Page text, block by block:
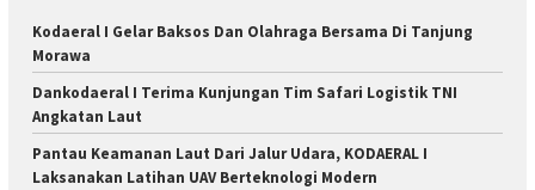
Kodaeral I Gelar Baksos Dan Olahraga Bersama Di Tanjung
Morawa
Dankodaeral I Terima Kunjungan Tim Safari Logistik TNI
Angkatan Laut
Pantau Keamanan Laut Dari Jalur Udara, KODAERAL I
Laksanakan Latihan UAV Berteknologi Modern ‎